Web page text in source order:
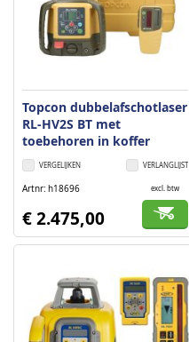
Topcon dubbelafschotlaser
RL-HV2S BT met
toebehoren in koffer
VERLANGLIJST
VERGELIJKEN
Artnr h18696 excl. btw
€ 2.475,00